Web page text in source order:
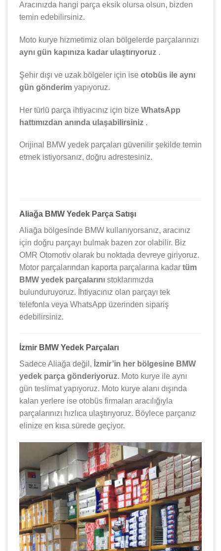
Aracınızda hangi parça eksik olursa olsun, bizden
temin edebilirsiniz.
Moto kurye hizmetimiz olan bölgelerde parçalarınızı
aynı gün kapınıza kadar ulaştırıyoruz .
Şehir dışı ve uzak bölgeler için ise otobüs ile aynı
gün gönderim yapıyoruz.
Her türlü parça ihtiyacınız için bize WhatsApp
hattımızdan anında ulaşabilirsiniz .
Orijinal BMW yedek parçaları güvenilir şekilde temin
etmek istiyorsanız, doğru adrestesiniz.
Aliağa BMW Yedek Parça Satışı
Aliağa bölgesinde BMW kullanıyorsanız, aracınız
için doğru parçayı bulmak bazen zor olabilir. Biz
OMR Otomotiv olarak bu noktada devreye giriyoruz.
Motor parçalarından kaporta parçalarına kadar tüm
BMW yedek parçalarını stoklarımızda
bulunduruyoruz. İhtiyacınız olan parçayı tek
telefonla veya WhatsApp üzerinden sipariş
edebilirsiniz.
İzmir BMW Yedek Parçaları
Sadece Aliağa değil, İzmir’in her bölgesine BMW
yedek parça gönderiyoruz. Moto kurye ile aynı
gün teslimat yapıyoruz. Moto kurye alanı dışında
kalan yerlere ise otobüs firmaları aracılığıyla
parçalarınızı hızlıca ulaştırıyoruz. Böylece parçanız
elinize en kısa sürede geçiyor.